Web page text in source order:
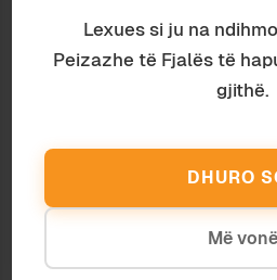
Shkrimtari,
në eseistikë dhe fiction dhe
është një nga themeluesit
“Peizazhe të fjalës”.
TË NGJASHME
Lexues si ju na
Peizazhe të Fjalës të
gjithë.
DHURO
Më vonë